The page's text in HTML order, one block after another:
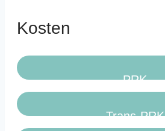
Kosten
PRK
Trans-PRK